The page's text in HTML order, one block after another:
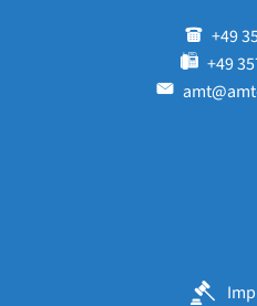
+49
+49